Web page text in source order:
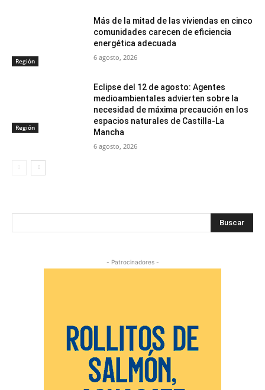
Región
Más de la mitad de las viviendas en cinco
comunidades carecen de eficiencia
energética adecuada
6 agosto, 2026
Región
Eclipse del 12 de agosto: Agentes
medioambientales advierten sobre la
necesidad de máxima precaución en los
espacios naturales de Castilla-La
Mancha
6 agosto, 2026
Buscar
- Patrocinadores -